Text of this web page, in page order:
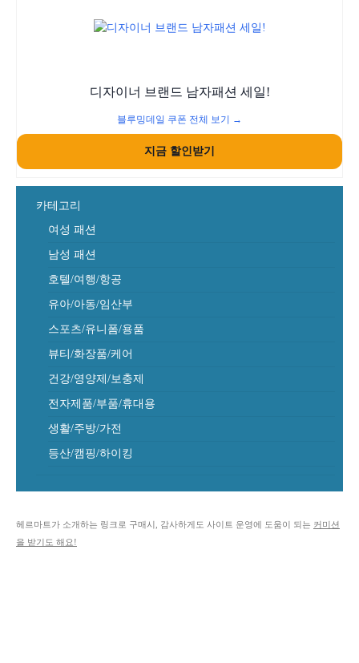
디자이너 브랜드 남자패션 세일!
블루밍데일 쿠폰 전체 보기 →
지금 할인받기
카테고리
여성 패션
남성 패션
호텔/여행/항공
유아/아동/임산부
스포츠/유니폼/용품
뷰티/화장품/케어
건강/영양제/보충제
전자제품/부품/휴대용
생활/주방/가전
등산/캠핑/하이킹
헤르마트가 소개하는 링크로 구매시, 감사하게도 사이트 운영에 도움이 되는 커미션
을 받기도 해요!